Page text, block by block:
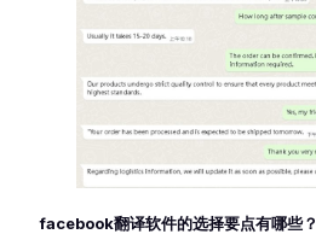
facebook翻译软件的选择要点有哪些？